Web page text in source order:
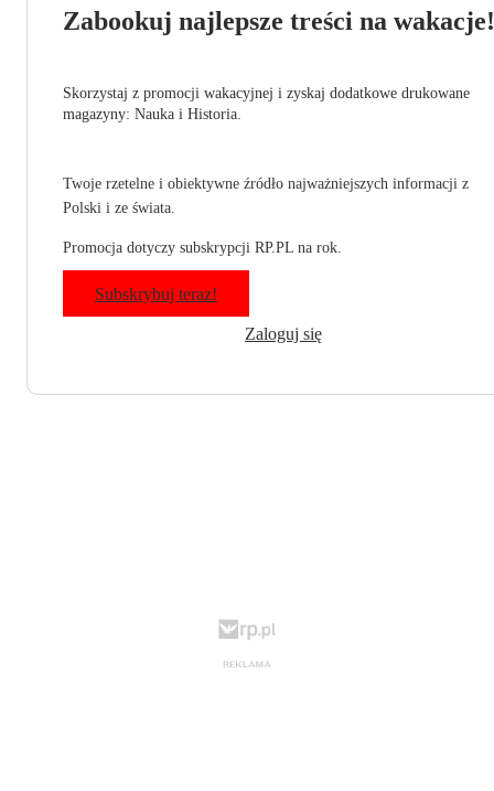
Zabookuj najlepsze treści na wakacje!
Skorzystaj z promocji wakacyjnej i zyskaj dodatkowe drukowane
magazyny: Nauka i Historia.
Twoje rzetelne i obiektywne źródło najważniejszych informacji z
Polski i ze świata.
Promocja dotyczy subskrypcji RP.PL na rok.
Subskrybuj teraz!
Zaloguj się